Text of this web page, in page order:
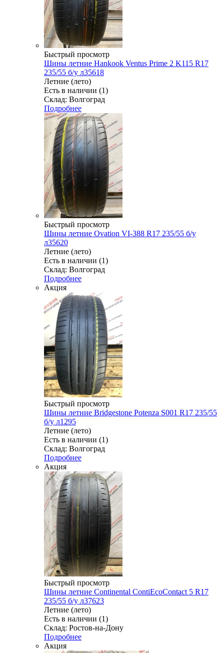
Быстрый просмотр
Шины летние Hankook Ventus Prime 2 K115 R17
235/55 б/у л35618
Летние (лето)
Есть в наличии (1)
Склад: Волгоград
Подробнее
Быстрый просмотр
Шины летние Ovation VI-388 R17 235/55 б/у
л35620
Летние (лето)
Есть в наличии (1)
Склад: Волгоград
Подробнее
Акция
Быстрый просмотр
Шины летние Bridgestone Potenza S001 R17 235/55
б/у л1295
Летние (лето)
Есть в наличии (1)
Склад: Волгоград
Подробнее
Акция
Быстрый просмотр
Шины летние Continental ContiEcoContact 5 R17
235/55 б/у л37623
Летние (лето)
Есть в наличии (1)
Склад: Ростов-на-Дону
Подробнее
Акция